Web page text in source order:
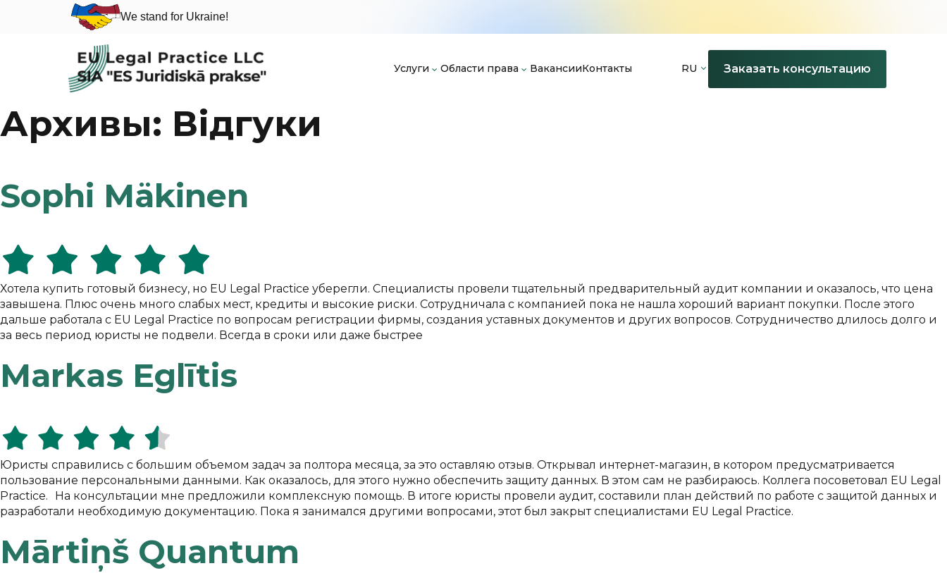
Skip
to
content
We stand for Ukraine!
Услуги Области права ВакансииКонтакты RU Заказать консультацию
Архивы: Відгуки
Sophi Mäkinen
Хотела купить готовый бизнесу, но EU Legal Practice уберегли. Специалисты провели тщательный предварительный аудит компании и оказалось, что цена
завышена. Плюс очень много слабых мест, кредиты и высокие риски. Сотрудничала с компанией пока не нашла хороший вариант покупки. После этого
дальше работала с EU Legal Practice по вопросам регистрации фирмы, создания уставных документов и других вопросов. Сотрудничество длилось долго и
за весь период юристы не подвели. Всегда в сроки или даже быстрее
Markas Eglītis
Юристы справились с большим объемом задач за полтора месяца, за это оставляю отзыв. Открывал интернет-магазин, в котором предусматривается
пользование персональными данными. Как оказалось, для этого нужно обеспечить защиту данных. В этом сам не разбираюсь. Коллега посоветовал EU Legal
Practice. На консультации мне предложили комплексную помощь. В итоге юристы провели аудит, составили план действий по работе с защитой данных и
разработали необходимую документацию. Пока я занимался другими вопросами, этот был закрыт специалистами EU Legal Practice.
Mārtiņš Quantum